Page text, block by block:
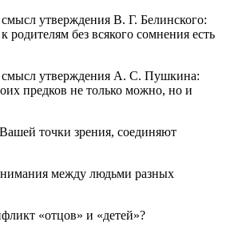
утверждения В. Г. Белинского:
без всякого сомнения есть
утверждения А. С. Пушкина:
предков не только можно, но и
точки зрения, соединяют
между людьми разных
«отцов» и «детей»?